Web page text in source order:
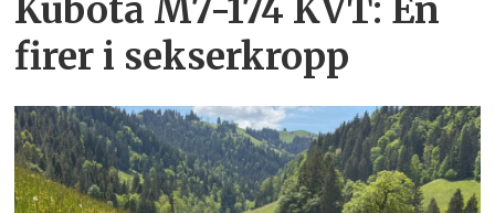
Kubota M7-174 KVT: En
firer i sekserkropp